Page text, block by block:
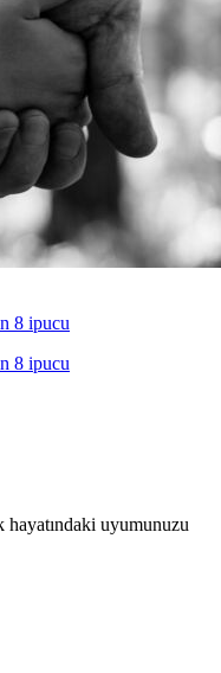
8 ipucu
8 ipucu
hayatındaki uyumunuzu